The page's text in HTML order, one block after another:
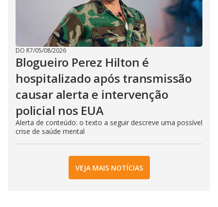
DO R7/05/08/2026
Blogueiro Perez Hilton é
hospitalizado após transmissão
causar alerta e intervenção
policial nos EUA
Alerta de conteúdo: o texto a seguir descreve uma possível
crise de saúde mental
VEJA MAIS NOTÍCIAS